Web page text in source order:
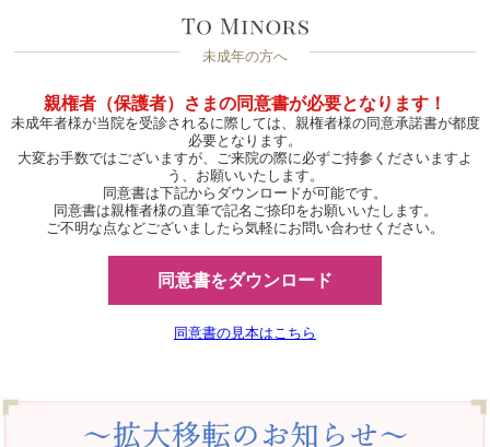
未成年の方へ
親権者（保護者）さまの同意書が必要となります！
未成年者様が当院を受診されるに際しては、親権者様の同意承諾書が都度
必要となります。
大変お手数ではございますが、ご来院の際に必ずご持参くださいますよ
う、お願いいたします。
同意書は下記からダウンロードが可能です。
同意書は親権者様の直筆で記名ご捺印をお願いいたします。
ご不明な点などございましたら気軽にお問い合わせください。
同意書をダウンロード
同意書の見本はこちら